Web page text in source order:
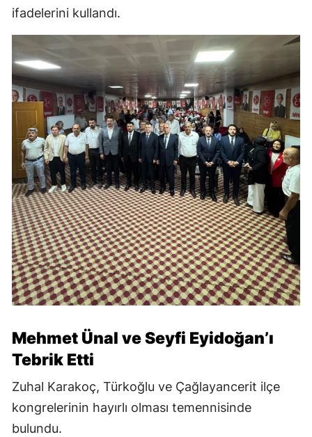
ifadelerini kullandı.
Mehmet Ünal ve Seyfi Eyidoğan’ı
Tebrik Etti
Zuhal Karakoç, Türkoğlu ve Çağlayancerit ilçe
kongrelerinin hayırlı olması temennisinde
bulundu.